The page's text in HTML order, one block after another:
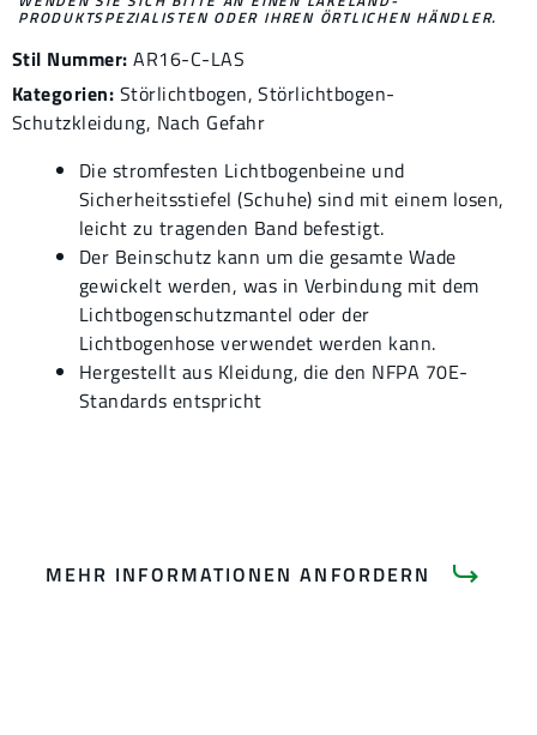
PRODUKTSPEZIALISTEN ODER IHREN ÖRTLICHEN HÄNDLER.
Stil Nummer: AR16-C-LAS
Kategorien: Störlichtbogen,Störlichtbogen-
Schutzkleidung, Nach Gefahr
Die stromfesten Lichtbogenbeine und
Sicherheitsstiefel (Schuhe) sind mit einem losen,
leicht zu tragenden Band befestigt.
Der Beinschutz kann um die gesamte Wade
gewickelt werden, was in Verbindung mit dem
Lichtbogenschutzmantel oder der
Lichtbogenhose verwendet werden kann.
Hergestellt aus Kleidung, die den NFPA 70E-
Standards entspricht
MEHR INFORMATIONEN ANFORDERN